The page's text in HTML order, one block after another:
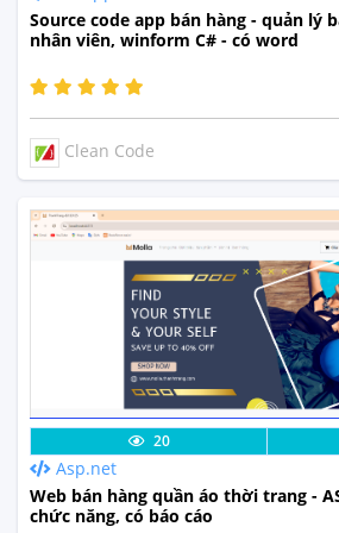
Source code app bán hàng - quản lý
nhân viên, winform C# - có word
Clean Code
Lưu code
20
Asp.net
Web bán hàng quần áo thời trang -
chức năng, có báo cáo